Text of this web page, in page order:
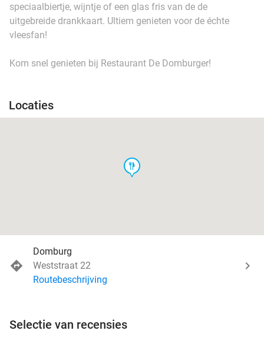
speciaalbiertje, wijntje of een glas fris van de de
uitgebreide drankkaart. Ultiem genieten voor de échte
vleesfan!
Kom snel genieten bij Restaurant De Domburger!
Locaties
food
Domburg
Weststraat 22
Routebeschrijving
Selectie van recensies